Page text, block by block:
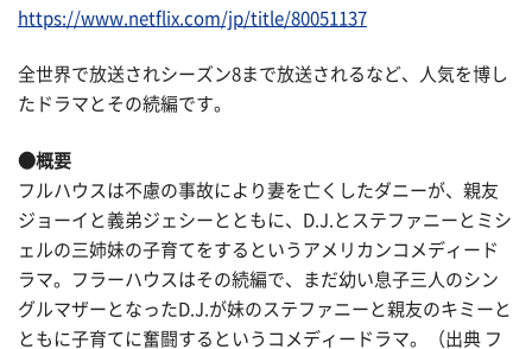
https://www.netflix.com/jp/title/80051137
全世界で放送されシーズン8まで放送されるなど、人気を博し
たドラマとその続編です。
●概要
フルハウスは不慮の事故により妻を亡くしたダニーが、親友
ジョーイと義弟ジェシーとともに、D.J.とステファニーとミシ
ェルの三姉妹の子育てをするというアメリカンコメディード
ラマ。フラーハウスはその続編で、まだ幼い息子三人のシン
グルマザーとなったD.J.が妹のステファニーと親友のキミーと
ともに子育てに奮闘するというコメディードラマ。（出典 フ